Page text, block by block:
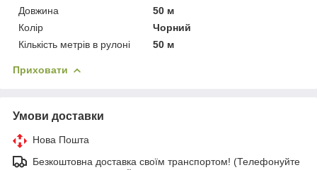
Довжина
50 м
Колір
Чорний
Кількість метрів в рулоні
50 м
Приховати
Умови доставки
Нова Пошта
Безкоштовна доставка своїм транспортом! (Телефонуйте